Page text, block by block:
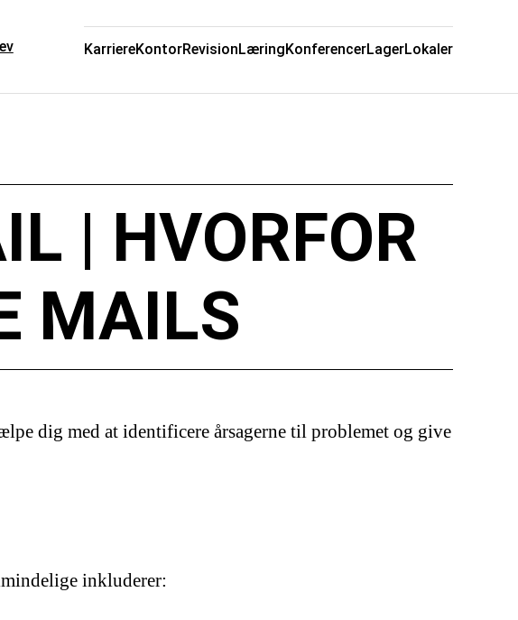
KarriereKontorRevisionLæringKonferencerLagerLokaler
| HVORFOR
MAILS
dig med at identificere årsagerne til problemet og give
inkluderer: